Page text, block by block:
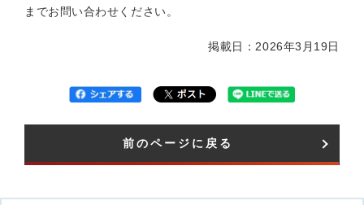
までお問い合わせください。
掲載日：2026年3月19日
前のページに戻る